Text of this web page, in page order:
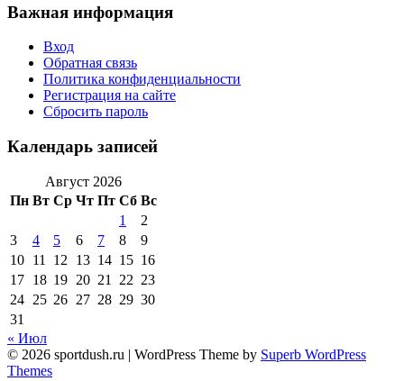
Важная информация
Вход
Обратная связь
Политика конфиденциальности
Регистрация на сайте
Сбросить пароль
Календарь записей
Август 2026
Пн Вт Ср Чт Пт Сб Вс
1
2
3
4 5 6 7 8
9
10 11 12 13 14 15 16
17 18 19 20 21 22 23
24 25 26 27 28 29 30
31
« Июл
© 2026 sportdush.ru | WordPress Theme by Superb WordPress
Themes